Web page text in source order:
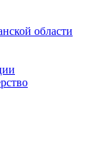
области